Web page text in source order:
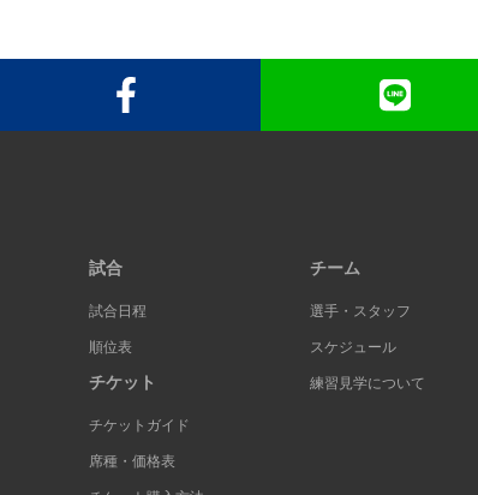
試合
試合日程
順位表
チケット
チケットガイド
席種・価格表
チーム
選手・スタッフ
スケジュール
練習見学について